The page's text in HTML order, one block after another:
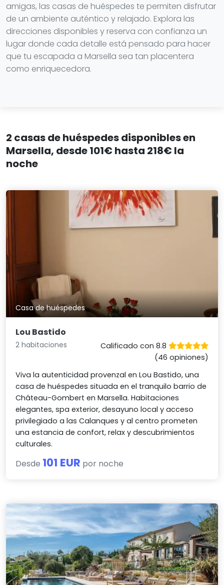
amigas, las casas de huéspedes te permiten disfrutar
de un ambiente auténtico y relajado. Explora las
direcciones disponibles y reserva con confianza un
lugar donde cada detalle está pensado para hacer
que tu escapada a Marsella sea tan placentera
como enriquecedora.
2 casas de huéspedes disponibles en
Marsella, desde 101€ hasta 218€ la
noche
Casa de huéspedes
Lou Bastido
2 habitaciones
Calificado con 8.8
(46 opiniones)
Viva la autenticidad provenzal en Lou Bastido, una
casa de huéspedes situada en el tranquilo barrio de
Château-Gombert en Marsella. Habitaciones
elegantes, spa exterior, desayuno local y acceso
privilegiado a las Calanques y al centro prometen
una estancia de confort, relax y descubrimientos
culturales.
Desde 101 EUR por noche